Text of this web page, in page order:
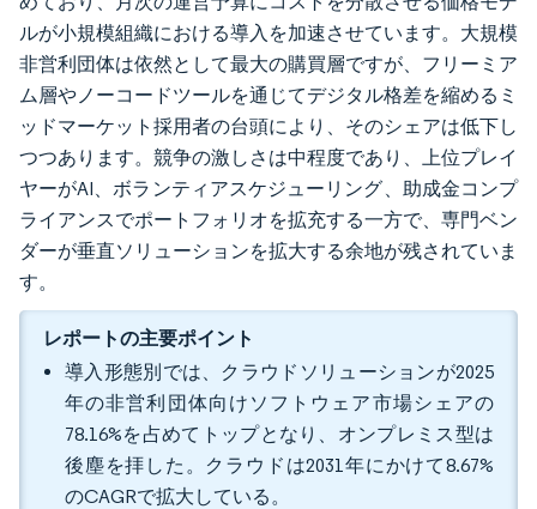
ルが小規模組織における導入を加速させています。大規模
非営利団体は依然として最大の購買層ですが、フリーミア
ム層やノーコードツールを通じてデジタル格差を縮めるミ
ッドマーケット採用者の台頭により、そのシェアは低下し
つつあります。競争の激しさは中程度であり、上位プレイ
ヤーがAI、ボランティアスケジューリング、助成金コンプ
ライアンスでポートフォリオを拡充する一方で、専門ベン
ダーが垂直ソリューションを拡大する余地が残されていま
す。
レポートの主要ポイント
導入形態別では、クラウドソリューションが2025
年の非営利団体向けソフトウェア市場シェアの
78.16%を占めてトップとなり、オンプレミス型は
後塵を拝した。クラウドは2031年にかけて8.67%
のCAGRで拡大している。